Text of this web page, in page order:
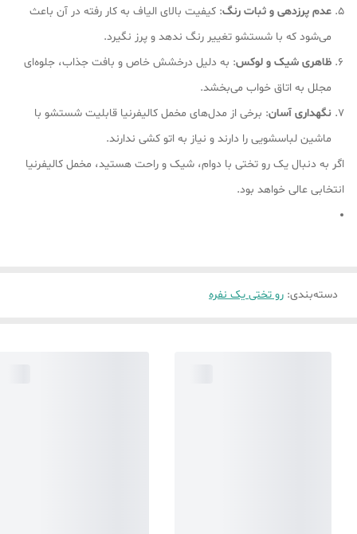
عدم پرزدهی و ثبات رنگ: کیفیت بالای الیاف به کار رفته در آن باعث
می‌شود که با شستشو تغییر رنگ ندهد و پرز نگیرد.
ظاهری شیک و لوکس: به دلیل درخشش خاص و بافت جذاب، جلوه‌ای
مجلل به اتاق خواب می‌بخشد.
نگهداری آسان: برخی از مدل‌های مخمل کالیفرنیا قابلیت شستشو با
ماشین لباسشویی را دارند و نیاز به اتو کشی ندارند.
اگر به دنبال یک رو تختی با دوام، شیک و راحت هستید، مخمل کالیفرنیا
انتخابی عالی خواهد بود.
دسته‌بندی: رو تختی یک نفره